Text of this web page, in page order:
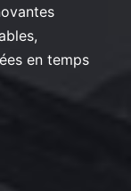
en temps